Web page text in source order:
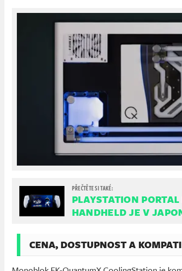
PLAYSTATION
HANDHELD JE V
CENA, DOSTUPNOST A